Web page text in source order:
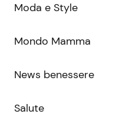
Moda e Style
Mondo Mamma
News benessere
Salute